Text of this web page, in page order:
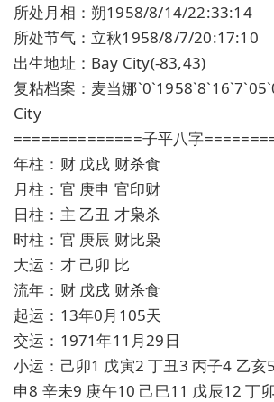
所处月相：朔1958/8/14/22:33:14
所处节气：立秋1958/8/7/20:17:10
出生地址：Bay City(-83,43)
复粘档案：麦当娜
City
==============子平八字
年柱：财 戊戌 财杀食
月柱：官 庚申 官印财
日柱：主 乙丑 才枭杀
时柱：官 庚辰 财比枭
大运：才 己卯 比
流年：财 戊戌 财杀食
起运：13年0月105天
交运：1971年11月29日
小运：己卯1 戊寅2 丁丑3 丙子4 乙亥
申8 辛未9 庚午10 己巳11 戊辰12 丁